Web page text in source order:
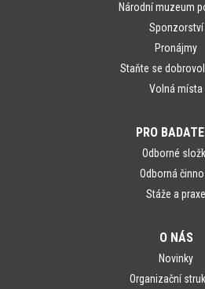
Národní muzeum
Sponzorství
Pronájmy
Staňte se
Volná místa
PRO
Odborné
Odborná
Stáže a praxe
O NÁS
Novinky
Organizační